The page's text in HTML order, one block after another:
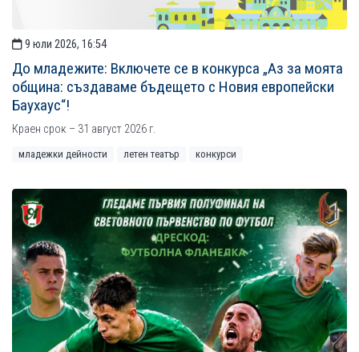
9 юли 2026, 16:54
До младежите: Включете се в конкурса „Аз за моята
община: създаваме бъдещето с Новия европейски
Баухаус“!
Краен срок – 31 август 2026 г.
младежки дейности летен театър конкурси